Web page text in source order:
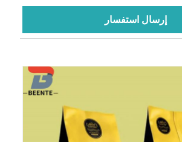
إرسال استفسار